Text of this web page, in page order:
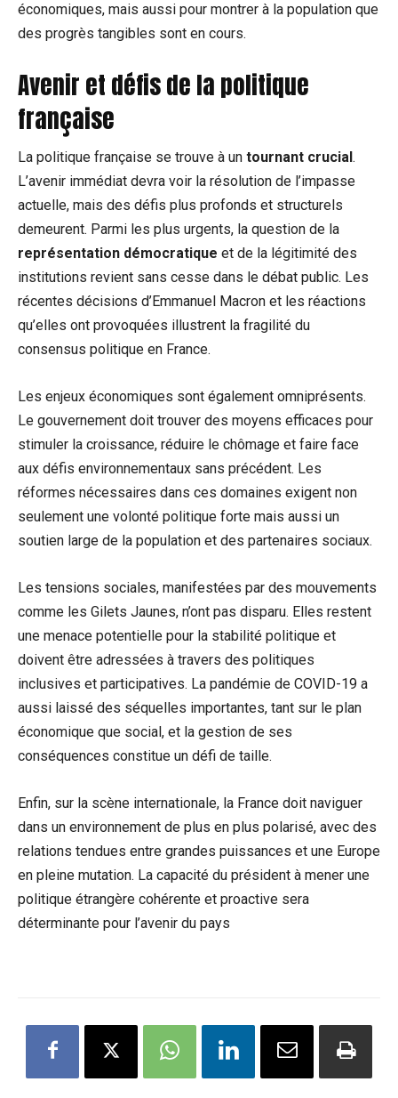
économiques, mais aussi pour montrer à la population que
des progrès tangibles sont en cours.
Avenir et défis de la politique
française
La politique française se trouve à un tournant crucial.
L’avenir immédiat devra voir la résolution de l’impasse
actuelle, mais des défis plus profonds et structurels
demeurent. Parmi les plus urgents, la question de la
représentation démocratique et de la légitimité des
institutions revient sans cesse dans le débat public. Les
récentes décisions d’Emmanuel Macron et les réactions
qu’elles ont provoquées illustrent la fragilité du
consensus politique en France.
Les enjeux économiques sont également omniprésents.
Le gouvernement doit trouver des moyens efficaces pour
stimuler la croissance, réduire le chômage et faire face
aux défis environnementaux sans précédent. Les
réformes nécessaires dans ces domaines exigent non
seulement une volonté politique forte mais aussi un
soutien large de la population et des partenaires sociaux.
Les tensions sociales, manifestées par des mouvements
comme les Gilets Jaunes, n’ont pas disparu. Elles restent
une menace potentielle pour la stabilité politique et
doivent être adressées à travers des politiques
inclusives et participatives. La pandémie de COVID-19 a
aussi laissé des séquelles importantes, tant sur le plan
économique que social, et la gestion de ses
conséquences constitue un défi de taille.
Enfin, sur la scène internationale, la France doit naviguer
dans un environnement de plus en plus polarisé, avec des
relations tendues entre grandes puissances et une Europe
en pleine mutation. La capacité du président à mener une
politique étrangère cohérente et proactive sera
déterminante pour l’avenir du pays